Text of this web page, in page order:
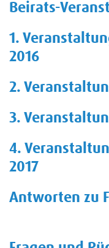
Beirats-
1.
2016
2.
3.
4.
2017
Antworten zu